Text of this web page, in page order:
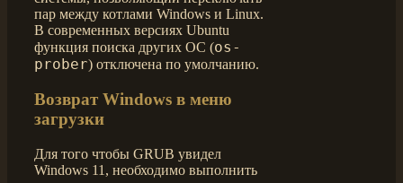
пар между котлами Windows и Linux.
В современных версиях Ubuntu
функция поиска других ОС (os-
prober) отключена по умолчанию.
Возврат Windows в меню
загрузки
Для того чтобы GRUB увидел
Windows 11, необходимо выполнить